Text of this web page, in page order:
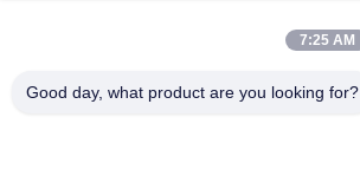
7:25 AM
Good day, what product are you looking for?